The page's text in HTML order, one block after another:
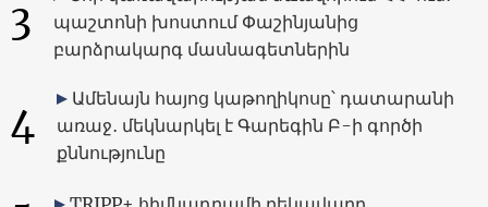
3
պաշտոնի խոստում Փաշինյանից
բարձրակարգ մասնագետներին
4
Ամենայն հայոց կաթողիկոսը՝ դատարանի
առաջ․ մեկնարկել է Գարեգին Բ-ի գործի
քննությունը